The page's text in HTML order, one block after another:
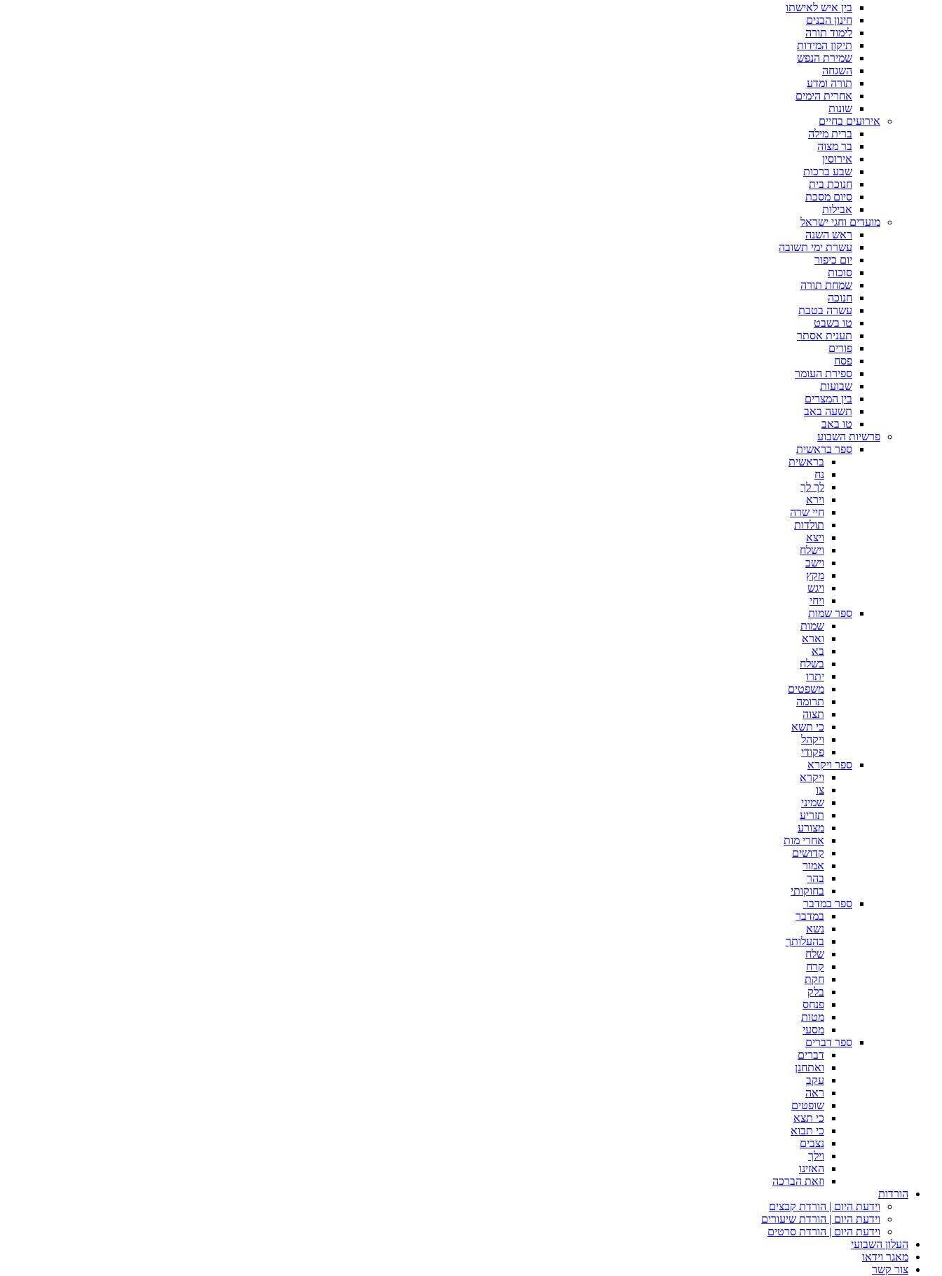
בין איש לאישתו
חינון הבנים
לימוד תורה
תיקון המידות
שמירת הנפש
השגחה
תורה ומדע
אחרית הימים
שונות
אירועים בחיים
ברית מילה
בר מצוה
אירוסין
שבע ברכות
חנוכת בית
סיום מסכת
אבילות
מועדים וחגי ישראל
ראש השנה
עשרת ימי תשובה
יום כיפור
סוכות
שמחת תורה
חנוכה
עשרה בטבת
טו בשבט
תענית אסתר
פורים
פסח
ספירת העומר
שבועות
בין המצרים
תשעה באב
טו באב
פרשיות השבוע
ספר בראשית
בראשית
נח
לך לך
וירא
חיי שרה
תולדות
ויצא
וישלח
וישב
מקץ
ויגש
ויחי
ספר שמות
שמות
וארא
בא
בשלח
יתרו
משפטים
תרומה
תצוה
כי תשא
ויקהל
פקודי
ספר ויקרא
ויקרא
צו
שמיני
תזריע
מצורע
אחרי מות
קדושים
אמור
בהר
בחוקותי
ספר במדבר
במדבר
נשא
בהעלותך
שלח
קרח
חקת
בלק
פנחס
מטות
מסעי
ספר דברים
דברים
ואתחנן
עקב
ראה
שופטים
כי תצא
כי תבוא
נצבים
וילך
האזינו
וזאת הברכה
הורדות
וידעת היום | הורדת קבצים
וידעת היום | הורדת שיעורים
וידעת היום | הורדת סרטים
העלון השבועי
מאגר וידאו
צור קשר